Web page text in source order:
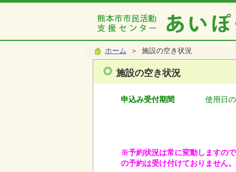
ホーム ＞ 施設の空き状況
施設の空き状況
申込み受付期間 使用日の
※予約状況は常に変動しますの
の予約は受け付けておりません。